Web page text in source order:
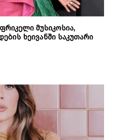
მუსიკოსია,
ხეივანში საკუთარი